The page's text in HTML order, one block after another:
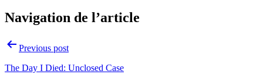
Navigation de l’article
Previous post
The Day I Died: Unclosed Case